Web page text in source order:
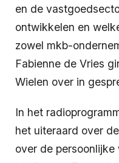
en de
ontwikkelen en
zowel mkb-
Fabienne de Vries
Wielen over in
In het
het uiteraard over
over de